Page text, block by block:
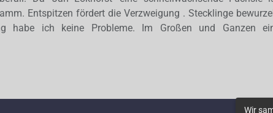
Entspitzen fördert die Verzweigung . Stecklinge
habe ich keine Probleme. Im Großen und Ganzen
Wir